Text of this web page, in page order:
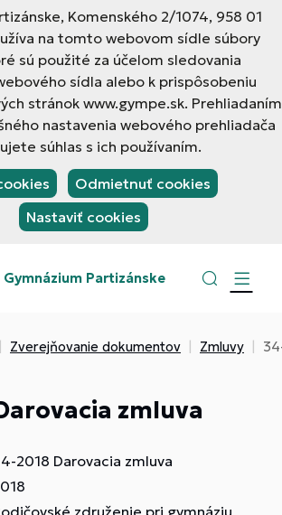
Komenského 2/1074, 958 01
na tomto webovom sídle súbory
sú použité za účelom sledovania
sídla alebo k prispôsobeniu
stránok www.gympe.sk. Prehliadaním
nastavenia webového prehliadača
súhlas s ich používaním.
Odmietnuť cookies
Nastaviť cookies
Gymnázium Partizánske
Zverejňovanie dokumentov Zmluvy
zmluva
2018 Darovacia zmluva
združenie pri gymnáziu